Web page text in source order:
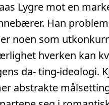
Lygre mot en
Han
noen som
hverken kan
da- ting-ideologi.
abstrakte